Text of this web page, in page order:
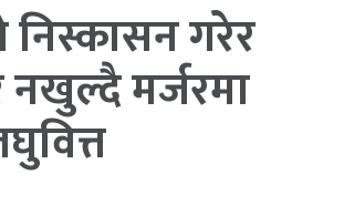
गरेर
नखुल्दै मर्जरमा